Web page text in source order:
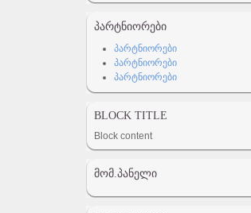
ᲞᲐᲠᲢᲜᲘᲝᲠᲔᲑᲘ
პარტნიორები
პარტნიორები
პარტნიორები
BLOCK TITLE
Block content
ᲛᲝᲛ.ᲞᲐᲜᲔᲚᲘ